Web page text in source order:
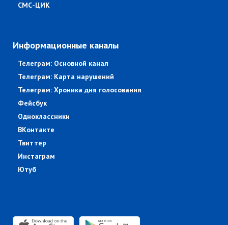
СМС-ЦИК
Информационные каналы
Телеграм: Основной канал
Телеграм: Карта нарушений
Телеграм: Хроника дня голосования
Фейсбук
Одноклассники
ВКонтакте
Твиттер
Инстаграм
Ютуб